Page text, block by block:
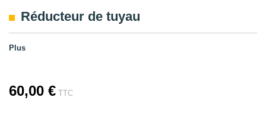
Réducteur de tuyau
Plus
60,00 € TTC